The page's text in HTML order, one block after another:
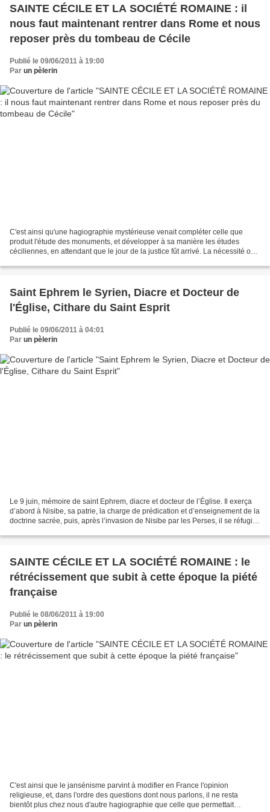
SAINTE CÉCILE ET LA SOCIÉTÉ ROMAINE : il
nous faut maintenant rentrer dans Rome et nous
reposer près du tombeau de Cécile
Publié le 09/06/2011 à 19:00
Par un pèlerin
C'est ainsi qu'une hagiographie mystérieuse venait compléter celle que
produit l'étude des monuments, et développer à sa manière les études
céciliennes, en attendant que le jour de la justice fût arrivé. La nécessité où
Saint Ephrem le Syrien, Diacre et Docteur de
l'Église, Cithare du Saint Esprit
Publié le 09/06/2011 à 04:01
Par un pèlerin
Le 9 juin, mémoire de saint Ephrem, diacre et docteur de l’Église. Il exerça
d’abord à Nisibe, sa patrie, la charge de prédication et d’enseignement de la
doctrine sacrée, puis, après l’invasion de Nisibe par les Perses, il se réfugia
SAINTE CÉCILE ET LA SOCIÉTÉ ROMAINE : le
rétrécissement que subit à cette époque la piété
française
Publié le 08/06/2011 à 19:00
Par un pèlerin
C'est ainsi que le jansénisme parvint à modifier en France l'opinion
religieuse, et, dans l'ordre des questions dont nous parlons, il ne resta
bientôt plus chez nous d'autre hagiographie que celle que permettait